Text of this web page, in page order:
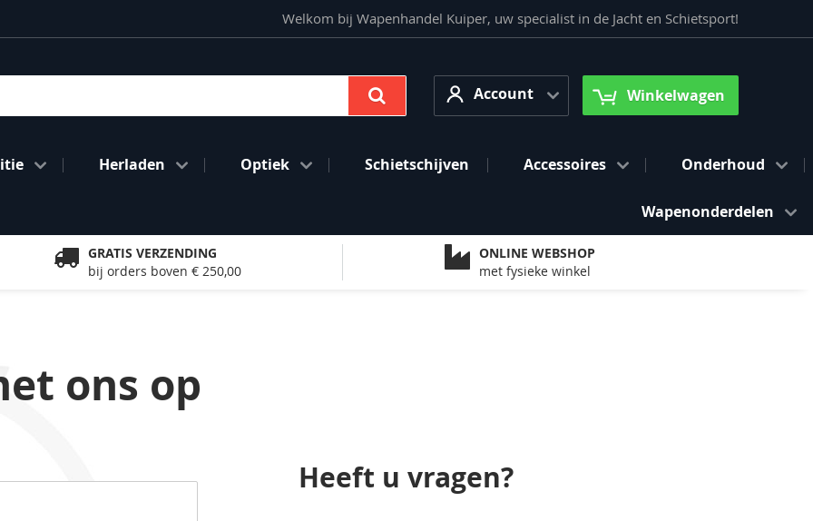
Welkom bij Wapenhandel Kuiper, uw specialist in de Jacht en Schietsport!
AccountAccount Winkelwagen
Herladen Optiek Schietschijven Accessoires Onderhoud
Wapenonderdelen
GRATIS VERZENDING
bij orders boven € 250,00
ONLINE WEBSHOP
met fysieke winkel
ons op
Heeft u vragen?